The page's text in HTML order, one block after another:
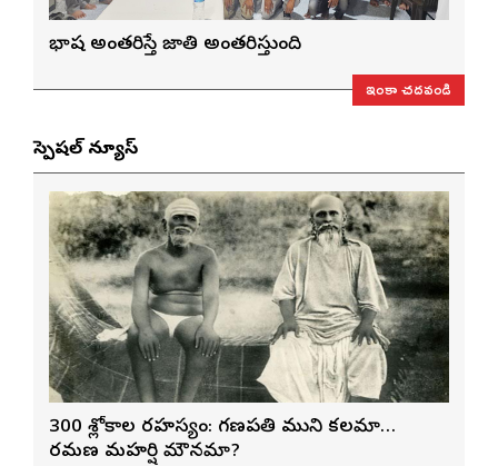
భాష అంతరిస్తే జాతి అంతరిస్తుంది
ఇంకా చదవండి
స్పెషల్ న్యూస్
300 శ్లోకాల రహస్యం: గణపతి ముని కలమా…
రమణ మహర్షి మౌనమా?